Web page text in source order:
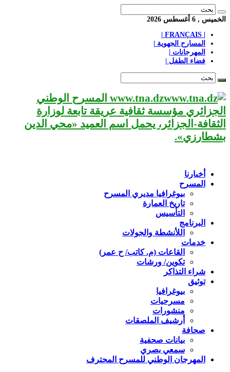
الخميس , 6 أغسطس 2026
المسارح الجهوية |
المهرجانات |
فضاء الطفل |
www.tna.dz المسرح الوطني
الجزائري مؤسسة ثقافية عريقة تابعة لوزارة
الثقافة-الجزائر، يحمل اسم العميد «محي الدين
بشطارزي».
أخبارنا
المسرح
بيوغرافيا مديري المسرح
تاريخ العمارة
التأسيس
البرنامج
اللأنشطة والجولات
خدمات
القاعات (م. كاتب/ ح عمر)
تكوين/ ورشات
شراء التذاكر
توثيق
بيوغرافيا
مسرحيات
منشورات
أرشيف الملصقات
صحافة
بيانات صحفية
سمعي بصري
المهرجان الوطني للمسرح المحترف